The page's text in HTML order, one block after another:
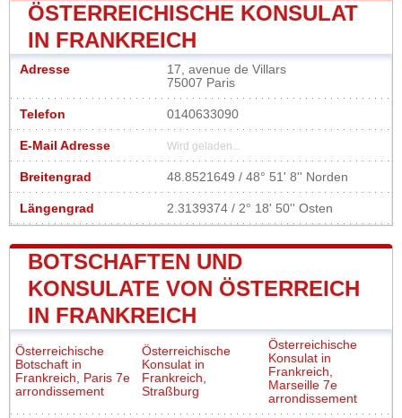
ÖSTERREICHISCHE KONSULAT
IN FRANKREICH
Adresse
17, avenue de Villars
75007 Paris
Telefon 0140633090
E-Mail Adresse Wird geladen...
Breitengrad 48.8521649 / 48° 51' 8'' Norden
Längengrad 2.3139374 / 2° 18' 50'' Osten
BOTSCHAFTEN UND
KONSULATE VON ÖSTERREICH
IN FRANKREICH
Österreichische
Botschaft in
Frankreich, Paris 7e
arrondissement
Österreichische
Konsulat in
Frankreich,
Straßburg
Österreichische
Konsulat in
Frankreich,
Marseille 7e
arrondissement